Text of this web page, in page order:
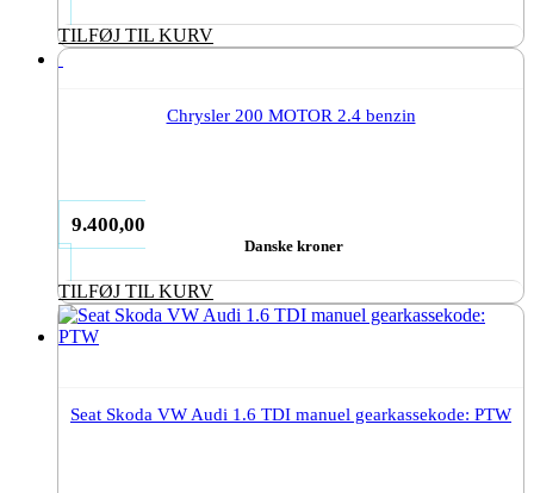
TILFØJ TIL KURV
Chrysler 200 MOTOR 2.4 benzin
9.400,00
Danske kroner
TILFØJ TIL KURV
Seat Skoda VW Audi 1.6 TDI manuel gearkassekode: PTW